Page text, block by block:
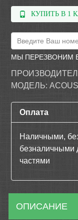
КУПИТЬ В 1
МЫ ПЕРЕЗВОНИМ
МОДЕЛЬ:
Оплата
Наличными,
безналичными
частями
ОПИСАНИЕ